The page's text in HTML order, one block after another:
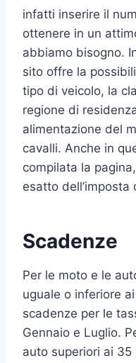
infatti inserire il
ottenere in un
abbiamo bisogno.
sito offre la
tipo di veicolo, la
regione di
alimentazione del
cavalli. Anche in
compilata la
esatto
Scadenze
Per le moto e le
uguale o inferiore
scadenze per le
Gennaio e Luglio.
auto superiori ai